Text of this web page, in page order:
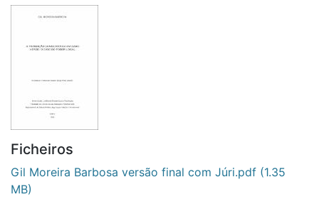
Ficheiros
Gil Moreira Barbosa versão final com Júri.pdf (1.35
MB)